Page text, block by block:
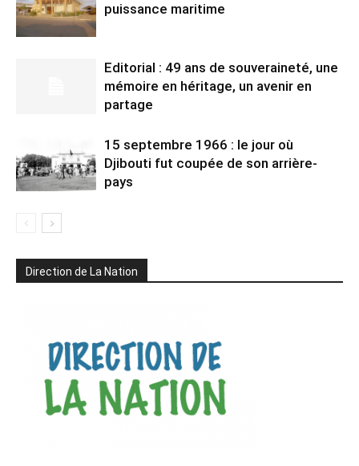
puissance maritime
Editorial : 49 ans de souveraineté, une
mémoire en héritage, un avenir en
partage
15 septembre 1966 : le jour où
Djibouti fut coupée de son arrière-
pays
Direction de La Nation